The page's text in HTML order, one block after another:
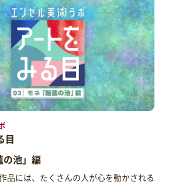
目
の池」編
品には、たくさんの人が心を動かされる